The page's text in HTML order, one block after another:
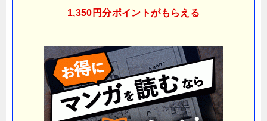
1,350円分ポイントがもらえる